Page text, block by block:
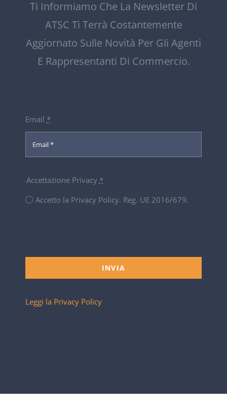
Ti Informiamo Che La Newsletter Di
ATSC Ti Terrà Costantemente
Aggiornato Sulle Novità Per Gli Agenti
E Rappresentanti Di Commercio.
Email *
Accettazione Privacy *
Accetto la Privacy Policy. Reg. UE 2016/679.
INVIA
Leggi la Privacy Policy